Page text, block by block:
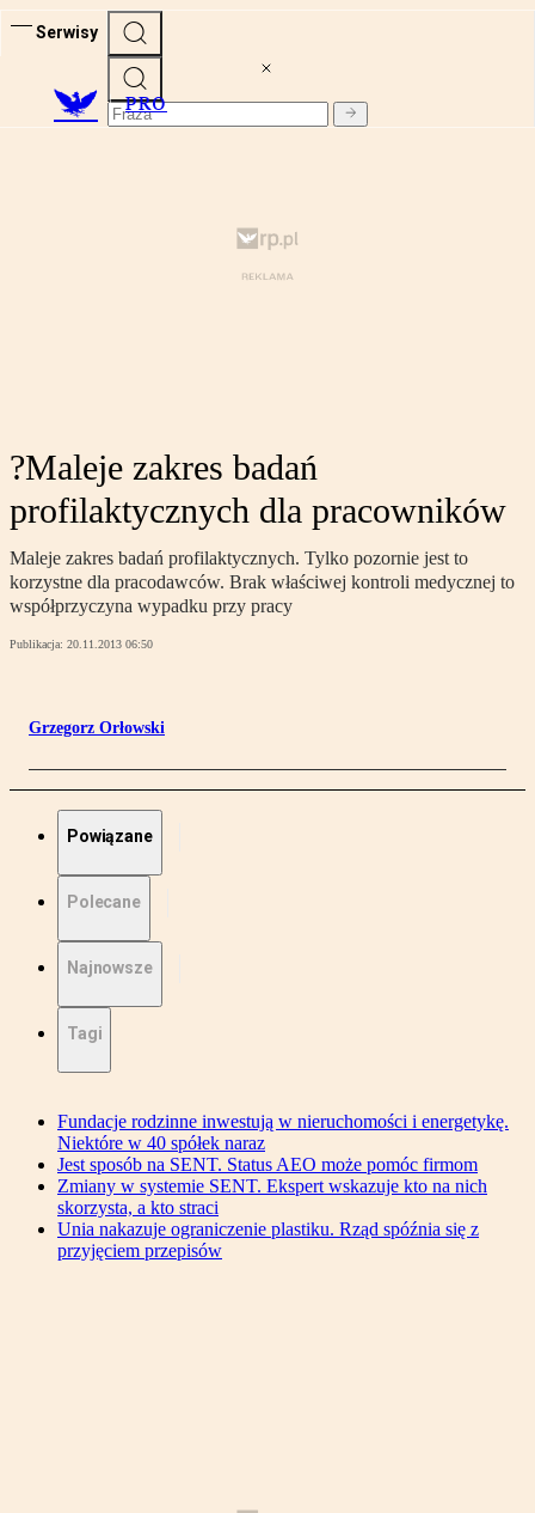
Serwisy
PRO
?Maleje zakres badań
profilaktycznych dla pracowników
Maleje zakres badań profilaktycznych. Tylko pozornie jest to
korzystne dla pracodawców. Brak właściwej kontroli medycznej to
współprzyczyna wypadku przy pracy
Publikacja: 20.11.2013 06:50
Grzegorz Orłowski
Powiązane
Polecane
Najnowsze
Tagi
Fundacje rodzinne inwestują w nieruchomości i energetykę.
Niektóre w 40 spółek naraz
Jest sposób na SENT. Status AEO może pomóc firmom
Zmiany w systemie SENT. Ekspert wskazuje kto na nich
skorzysta, a kto straci
Unia nakazuje ograniczenie plastiku. Rząd spóźnia się z
przyjęciem przepisów